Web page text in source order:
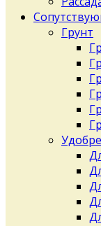
Грунт